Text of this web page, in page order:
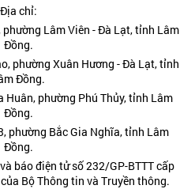
Địa chỉ:
Lâm Viên - Đà Lạt, tỉnh Lâm
Đồng.
phường Xuân Hương - Đà Lạt, tỉnh
Đồng.
Huân, phường Phú Thủy, tỉnh Lâm
Đồng.
phường Bắc Gia Nghĩa, tỉnh Lâm
Đồng.
báo điện tử số 232/GP-BTTT cấp
Bộ Thông tin và Truyền thông.